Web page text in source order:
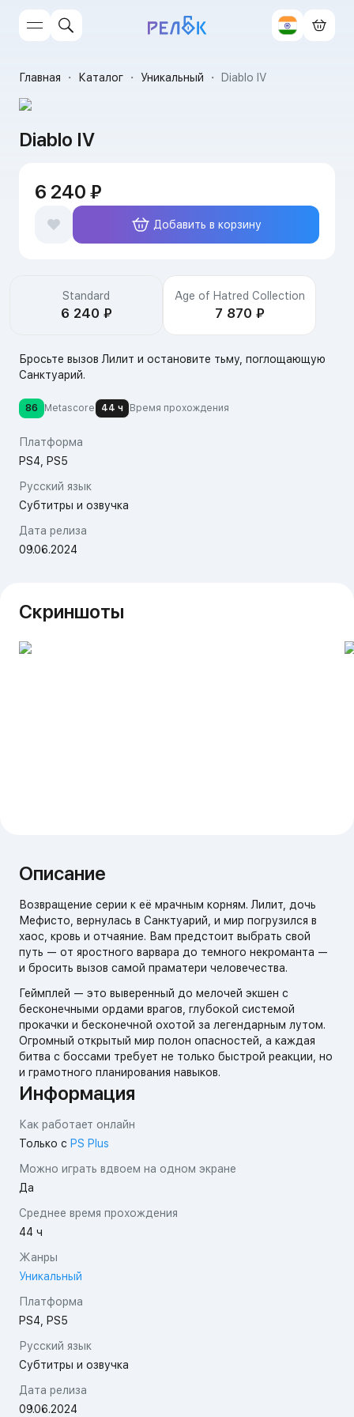
Главная ・ Каталог ・ Уникальный ・ Diablo IV
Diablo IV
Бросьте вызов Лилит и остановите тьму, поглощающую
Санктуарий.
86 Metascore 44 ч Время прохождения
Платформа
PS4, PS5
Русский язык
Субтитры и озвучка
Дата релиза
09.06.2024
6 240 ₽
Добавить в корзину
Standard
6 240 ₽
Age of Hatred Collection
7 870 ₽
Скриншоты
Описание
Возвращение серии к её мрачным корням. Лилит, дочь
Мефисто, вернулась в Санктуарий, и мир погрузился в
хаос, кровь и отчаяние. Вам предстоит выбрать свой
путь — от яростного варвара до темного некроманта —
и бросить вызов самой праматери человечества.
Геймплей — это выверенный до мелочей экшен с
бесконечными ордами врагов, глубокой системой
прокачки и бесконечной охотой за легендарным лутом.
Огромный открытый мир полон опасностей, а каждая
битва с боссами требует не только быстрой реакции, но
и грамотного планирования навыков.
Информация
Как работает онлайн
Только с PS Plus
Платформа
PS4, PS5
Можно играть вдвоем на одном экране
Да
Русский язык
Субтитры и озвучка
Среднее время прохождения
44 ч
Дата релиза
09.06.2024
Жанры
Уникальный